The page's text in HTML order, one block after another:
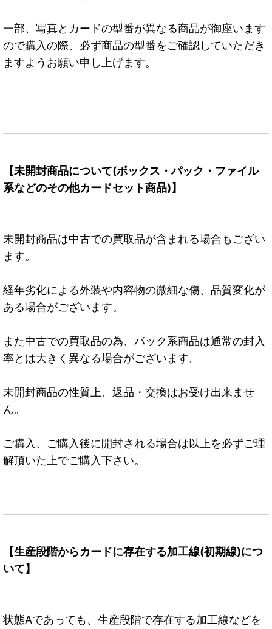
一部、写真とカードの型番が異なる商品が御座います
ので購入の際、必ず商品の型番をご確認していただき
ますようお願い申し上げます。
【未開封商品について(ボックス・パック・ファイル
系などのその他カードセット商品)】
未開封商品は中古での買取品が含まれる場合もござい
ます。
経年劣化による外装や内容物の微細な傷、品質変化が
ある場合がございます。
また中古での買取品の為、パック系商品は通常の封入
率とは大きく異なる場合がございます。
未開封商品の性質上、返品・交換はお受け出来ませ
ん。
ご購入、ご購入後に開封される場合は以上を必ずご理
解頂いた上でご購入下さい。
【生産段階からカードに存在する加工線(初期線)につ
いて】
状態Aであっても、生産段階で存在する加工線などを